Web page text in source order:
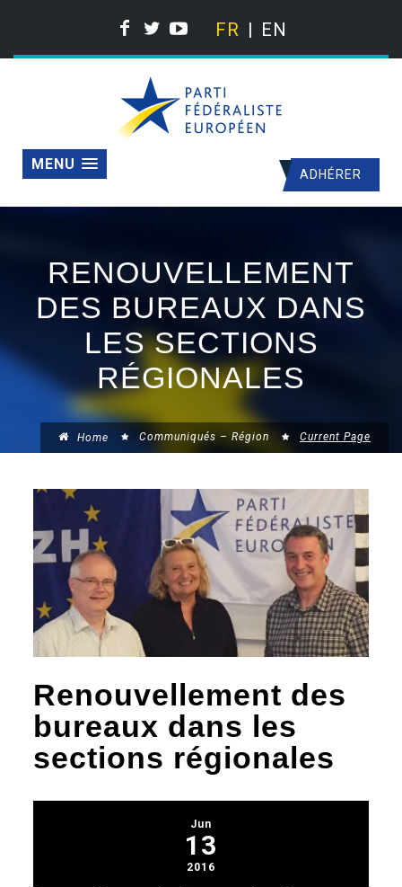
FR EN
ADHÉRER
MENU
RENOUVELLEMENT
DES BUREAUX DANS
LES SECTIONS
RÉGIONALES
Home Communiqués – Région Current Page
Renouvellement des
bureaux dans les
sections régionales
Jun
13
2016